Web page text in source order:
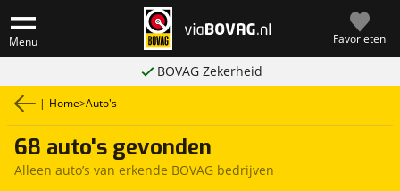
Menu Favorieten
BOVAG Zekerheid
| Home>Auto's
68 auto's gevonden
Alleen auto’s van erkende BOVAG bedrijven